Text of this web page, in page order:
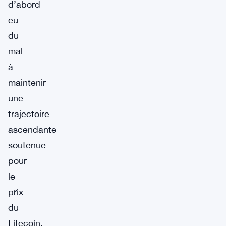
d’abord
eu
du
mal
à
maintenir
une
trajectoire
ascendante
soutenue
pour
le
prix
du
Litecoin.